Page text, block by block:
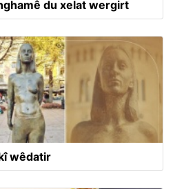
du xelat wergirt
wêdatir